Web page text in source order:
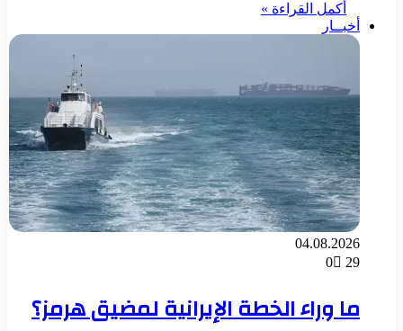
أكمل القراءة »
أخبــار
04.08.2026
0
29
ما وراء الخطة الإيرانية لمضيق هرمز؟